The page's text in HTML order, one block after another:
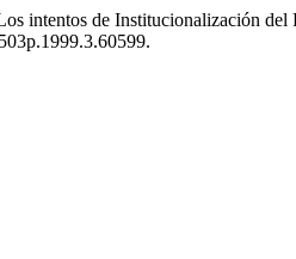
intentos de Institucionalización